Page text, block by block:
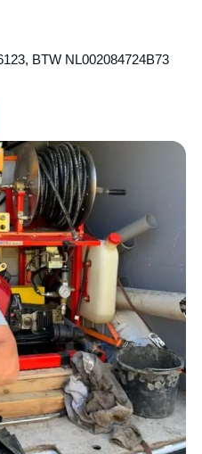
BTW NL002084724B73